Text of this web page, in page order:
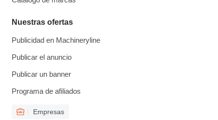
Nuestras ofertas
Publicidad en Machineryline
Publicar el anuncio
Publicar un banner
Programa de afiliados
Empresas